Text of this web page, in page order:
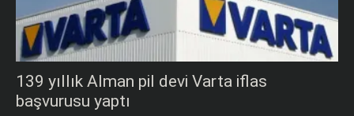
139 yıllık Alman pil devi Varta iflas
başvurusu yaptı